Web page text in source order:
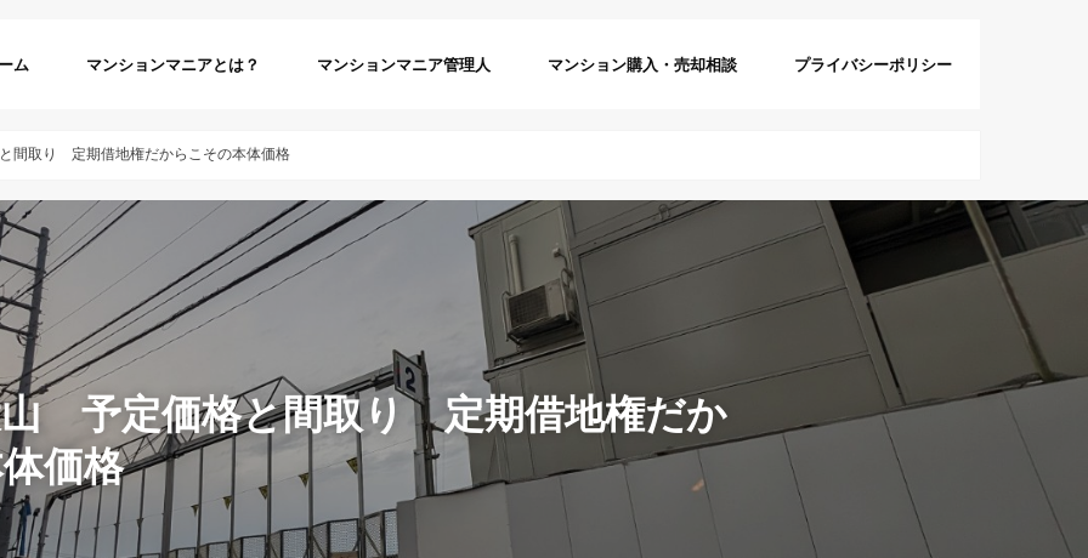
ム マンションマニアとは？ マンションマニア管理人 マンション購入・売却相談 プライバシーポリシー
間取り 定期借地権だからこその本体価格
山 予定価格と間取り 定期借地権だか
価格